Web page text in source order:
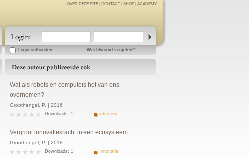
OVER DEZE SITE CONTACT SHOP ACADEMY
Login onthouden Wachtwoord vergeten?
Wat als robots en computers het van ons
overnemen?
Groothengel, P. | 2016
Downloads: 1 interview
Vergroot innovatiekracht in een ecosysteem
Groothengel, P. | 2018
Downloads: 1 Innovatie